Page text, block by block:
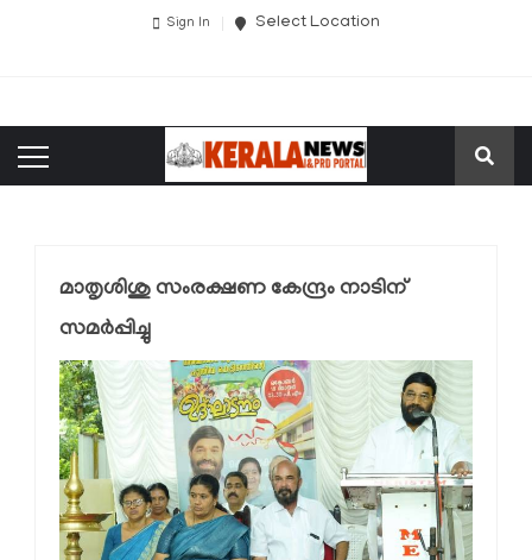
Sign In Select Location
മാതൃശിശു സംരക്ഷണ കേന്ദ്രം നാടിന്
സമർപ്പിച്ചു